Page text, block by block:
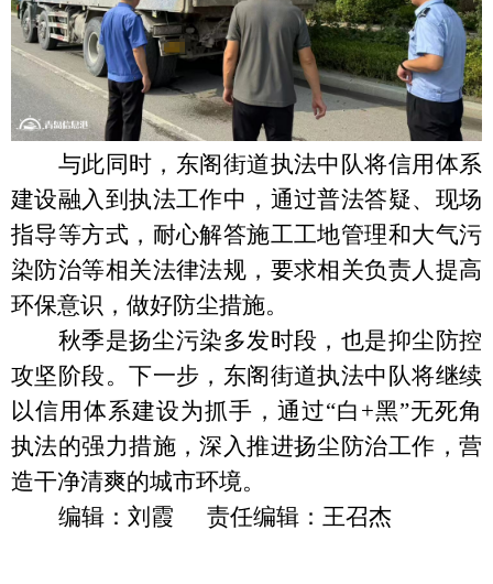
与此同时，东阁街道执法中队将信用体系
建设融入到执法工作中，通过普法答疑、现场
指导等方式，耐心解答施工工地管理和大气污
染防治等相关法律法规，要求相关负责人提高
环保意识，做好防尘措施。
秋季是扬尘污染多发时段，也是抑尘防控
攻坚阶段。下一步，东阁街道执法中队将继续
以信用体系建设为抓手，通过“白+黑”无死角
执法的强力措施，深入推进扬尘防治工作，营
造干净清爽的城市环境。
编辑：刘霞 责任编辑：王召杰